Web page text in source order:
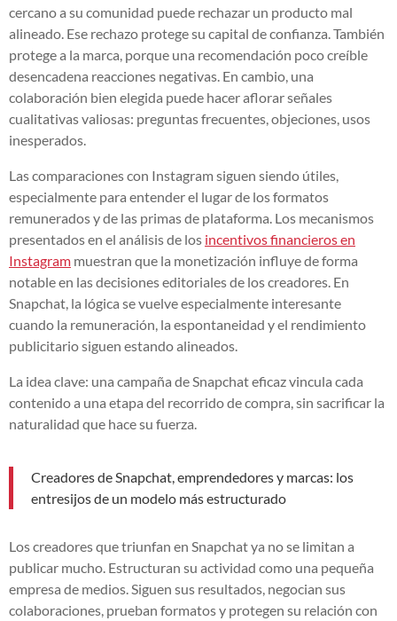
cercano a su comunidad puede rechazar un producto mal
alineado. Ese rechazo protege su capital de confianza. También
protege a la marca, porque una recomendación poco creíble
desencadena reacciones negativas. En cambio, una
colaboración bien elegida puede hacer aflorar señales
cualitativas valiosas: preguntas frecuentes, objeciones, usos
inesperados.
Las comparaciones con Instagram siguen siendo útiles,
especialmente para entender el lugar de los formatos
remunerados y de las primas de plataforma. Los mecanismos
presentados en el análisis de los incentivos financieros en
Instagram muestran que la monetización influye de forma
notable en las decisiones editoriales de los creadores. En
Snapchat, la lógica se vuelve especialmente interesante
cuando la remuneración, la espontaneidad y el rendimiento
publicitario siguen estando alineados.
La idea clave: una campaña de Snapchat eficaz vincula cada
contenido a una etapa del recorrido de compra, sin sacrificar la
naturalidad que hace su fuerza.
Creadores de Snapchat, emprendedores y marcas: los
entresijos de un modelo más estructurado
Los creadores que triunfan en Snapchat ya no se limitan a
publicar mucho. Estructuran su actividad como una pequeña
empresa de medios. Siguen sus resultados, negocian sus
colaboraciones, prueban formatos y protegen su relación con